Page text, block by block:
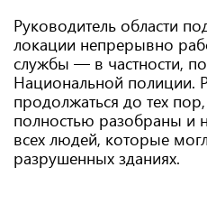
Руководитель области
локации непрерывно
службы — в частности,
Национальной полиции.
продолжаться до тех
полностью разобраны и
всех людей, которые
разрушенных зданиях.